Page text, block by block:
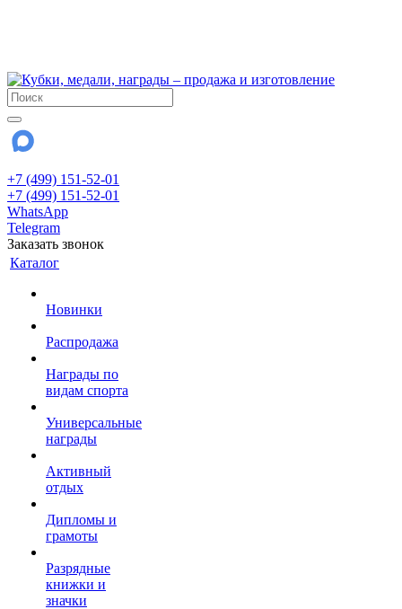
+7 (499) 151-52-01
+7 (499) 151-52-01
WhatsApp
Telegram
Заказать звонок
Каталог
Новинки
Распродажа
Награды по
видам спорта
Универсальные
награды
Активный
отдых
Дипломы и
грамоты
Разрядные
книжки и
значки